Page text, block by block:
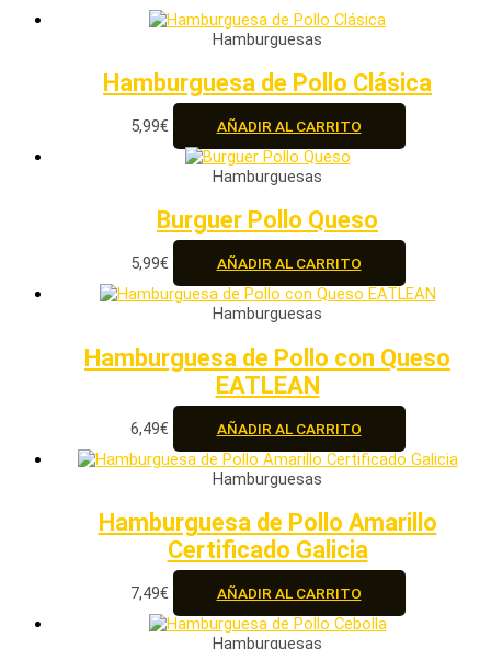
Hamburguesas
Hamburguesa de Pollo Clásica
5,99€ AÑADIR AL CARRITO
Hamburguesas
Burguer Pollo Queso
5,99€ AÑADIR AL CARRITO
Hamburguesas
Hamburguesa de Pollo con Queso
EATLEAN
6,49€ AÑADIR AL CARRITO
Hamburguesas
Hamburguesa de Pollo Amarillo
Certificado Galicia
7,49€ AÑADIR AL CARRITO
Hamburguesas